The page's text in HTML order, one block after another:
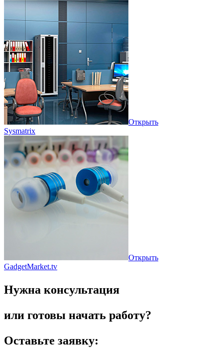
Открыть
Sysmatrix
Открыть
GadgetMarket.tv
Нужна консультация
или готовы начать работу?
Оставьте заявку: